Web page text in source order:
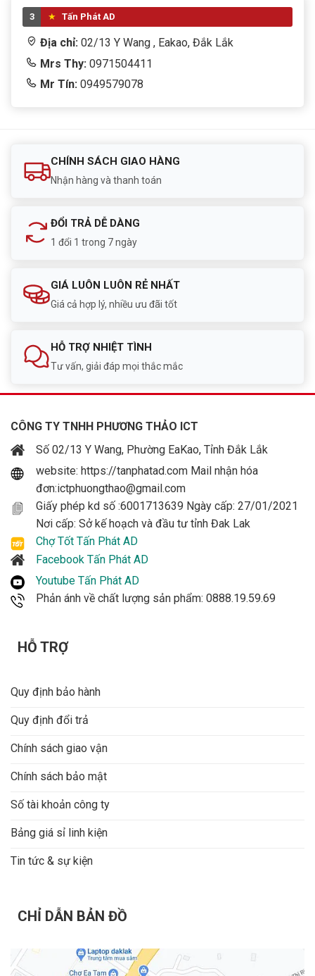
3 Tấn Phát AD
Địa chỉ: 02/13 Y Wang , Eakao, Đắk Lắk
Mrs Thy: 0971504411
Mr Tín: 0949579078
CHÍNH SÁCH GIAO HÀNG
Nhận hàng và thanh toán
ĐỔI TRẢ DỄ DÀNG
1 đổi 1 trong 7 ngày
GIÁ LUÔN LUÔN RẺ NHẤT
Giá cả hợp lý, nhiều ưu đãi tốt
HỖ TRỢ NHIỆT TÌNH
Tư vấn, giải đáp mọi thắc mắc
CÔNG TY TNHH PHƯƠNG THẢO ICT
Số 02/13 Y Wang, Phường EaKao, Tỉnh Đắk Lắk
website: https://tanphatad.com Mail nhận hóa
đơn:ictphuongthao@gmail.com
Giấy phép kd số :6001713639 Ngày cấp: 27/01/2021
Nơi cấp: Sở kế hoạch và đầu tư tỉnh Đak Lak
Chợ Tốt Tấn Phát AD
Facebook Tấn Phát AD
Youtube Tấn Phát AD
Phản ánh về chất lượng sản phẩm: 0888.19.59.69
HỖ TRỢ
Quy định bảo hành
Quy định đổi trả
Chính sách giao vận
Chính sách bảo mật
Số tài khoản công ty
Bảng giá sỉ linh kiện
Tin tức & sự kiện
CHỈ DẪN BẢN ĐỒ